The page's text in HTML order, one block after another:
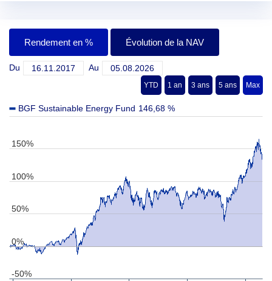
Rendement en % Évolution de la NAV
Du Au
BGF Sustainable Energy Fund 146,68 %
-50%
0%
50%
100%
150%